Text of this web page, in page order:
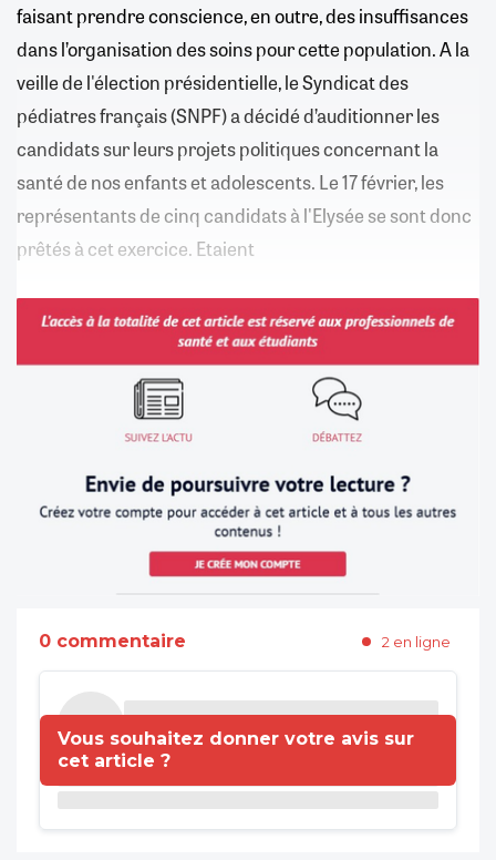
faisant prendre conscience, en outre, des insuffisances
dans l’organisation des soins pour cette population. A la
veille de l'élection présidentielle, le Syndicat des
pédiatres français (SNPF) a décidé d’auditionner les
candidats sur leurs projets politiques concernant la
santé de nos enfants et adolescents. Le 17 février, les
représentants de cinq candidats à l'Elysée se sont donc
prêtés à cet exercice. Etaient
0 commentaire 2 en ligne
Vous souhaitez donner votre avis sur
cet article ?